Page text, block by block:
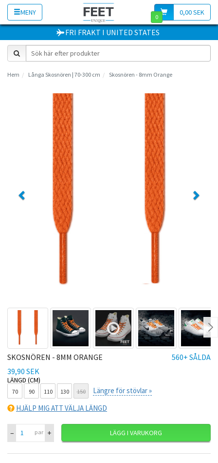
MENY 0,00 SEK
0
FRI FRAKT I UNITED STATES
Hem Långa Skosnören | 70-300 cm Skosnören - 8mm Orange
Previous
560+ SÅLDA
SKOSNÖREN - 8MM ORANGE
39,90 SEK
LÄNGD (CM)
70 90 110 130 150
Längre för stövlar »
HJÄLP MIG ATT VÄLJA LÄNGD
– par + LÄGG I VARUKORG